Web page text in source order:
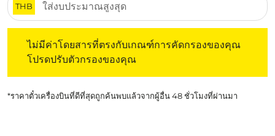
THB
ไม่มีค่าโดยสารที่ตรงกับเกณฑ์การคัดกรองของคุณ
โปรดปรับตัวกรองของคุณ
*ราคาตั๋วเครื่องบินที่ดีที่สุดถูกค้นพบแล้วจากผู้อื่น 48 ชั่วโมงที่ผ่านมา